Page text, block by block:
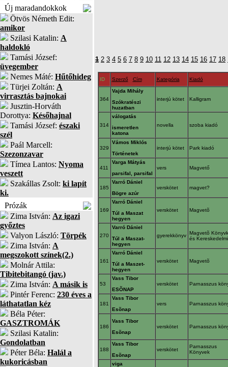
Új maradandokkok
Ötvös Németh Edit:
amikor
Szilasi Katalin: A
haldokló
Tamási József:
üvegember
Nemes Máté: Hűtőhideg
Türjei Zoltán: A
virrasztás bajnokai
Jusztin-Horváth
Dorottya: Későhajnal
Tamási József: északi
szél
Paál Marcell:
Szezonzavar
Tímea Lantos: Nyoma
veszett
Szakállas Zsolt: ki lapít
ki.
Prózák
Zima István: Az igazi
győztes
Valyon László: Törpék
Zima István: A
megszokott színek(2.)
Molnár Attila:
Tibitebitangó (jav.)
Zima István: A másik is
Pintér Ferenc: 230 éves a
láthatatlan kéz
Béla Péter:
GASZTROMÁK
Szilasi Katalin:
Gondolatban
Péter Béla: Halál a
kukoricásban
1 2 3 4 5 6 7 8 9 10 11 12 13 14 15 16 17 18
ID Szerző Cím Kategória Kiadó
364
Vajda Mihály
Szókratészi
huzatban
interjú kötet Kalligram
314
válogatás
ismeretlen
katona
novella szoba kiadó
329
Vámos Miklós
Történetek
interjú kötet Park kiadó
411
Varga Mátyás
parsifal, parsifal
vers Magvető
185
Varró Dániel
Bögre azúr
verskötet magvet?
169
Varró Dániel
Túl a Maszat
hegyen
verskötet Magvetõ
270
Varró Dániel
Túl a Maszat-
hegyen
gyerekkönyv Magvetõ
és
161
Varró Dániel
Túl a Maszet-
hegyen
verskötet Magvetõ
53
Vass Tibor
ESÕNAP
verskötet Parnasszus
181
Vass Tibor
Esõnap
vers Parnasszus
186
Vass Tibor
Esõnap
verskötet Parnasszus
188
Vass Tibor
Esõnap
verskötet
Parnasszus
Könyvek
viga